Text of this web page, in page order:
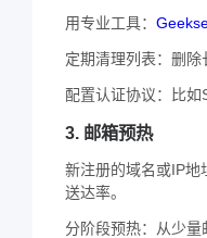
用专业工具：
定期清理列表：删除
配置认证协议：比如
3. 邮箱预热
新注册的域名或IP地
送达率。
分阶段预热：从少量